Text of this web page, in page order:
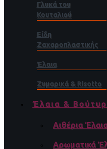
Γλυκά του
Κουταλιού
Είδη
Ζαχαροπλαστικής
Έλαια
Ζυμαρικά & Risotto
Έλαια &
Αιθέρια
Αρωματικά